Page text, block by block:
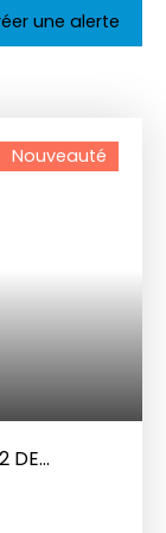
une alerte
Nouveauté
DE